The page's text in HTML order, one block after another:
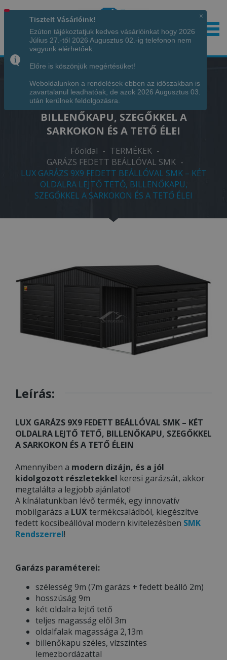
Hívjon minket!+36 70 7342034
LUX GARÁZS 9X9 FEDETT BEÁLLÓVAL
SMK – KÉT OLDALRA LEJTŐ TETŐ,
BILLENŐKAPU, SZEGŐKKEL A
SARKOKON ÉS A TETŐ ÉLEI
Főoldal - TERMÉKEK -
GARÁZS FEDETT BEÁLLÓVAL SMK -
LUX GARÁZS 9X9 FEDETT BEÁLLÓVAL SMK – KÉT
OLDALRA LEJTŐ TETŐ, BILLENŐKAPU,
SZEGŐKKEL A SARKOKON ÉS A TETŐ ÉLEI
Leírás:
LUX GARÁZS 9X9 FEDETT BEÁLLÓVAL SMK – KÉT
OLDALRA LEJTŐ TETŐ, BILLENŐKAPU, SZEGŐKKEL
A SARKOKON ÉS A TETŐ ÉLEIN
Amennyiben a modern dizájn, és a jól
kidolgozott részletekkel keresi garázsát, akkor
megtalálta a legjobb ajánlatot!
A kínálatunkban lévő termék, egy innovatív
mobilgarázs a LUXtermékcsaládból, kiegészítve
fedett kocsibeállóval modern kivitelezésben SMK
Rendszerrel!
Garázs paraméterei:
szélesség 9m (7m garázs + fedett beálló 2m)
hosszúság 9m
két oldalra lejtő tető
teljes magasság elől 3m
oldalfalak magassága 2,13m
billenőkapu széles, vízszintes
lemezbordázattal
×
Tisztelt Vásárlóink!
Ezúton tájékoztatjuk kedves vásárlóinkat hogy 2026
Július 27.-től 2026 Augusztus 02.-ig telefonon nem
vagyunk elérhetőek.
Előre is köszönjük megértésüket!
Weboldalunkon a rendelések ebben az időszakban is
zavartalanul leadhatóak, de azok 2026 Augusztus 03.
után kerülnek feldolgozásra.